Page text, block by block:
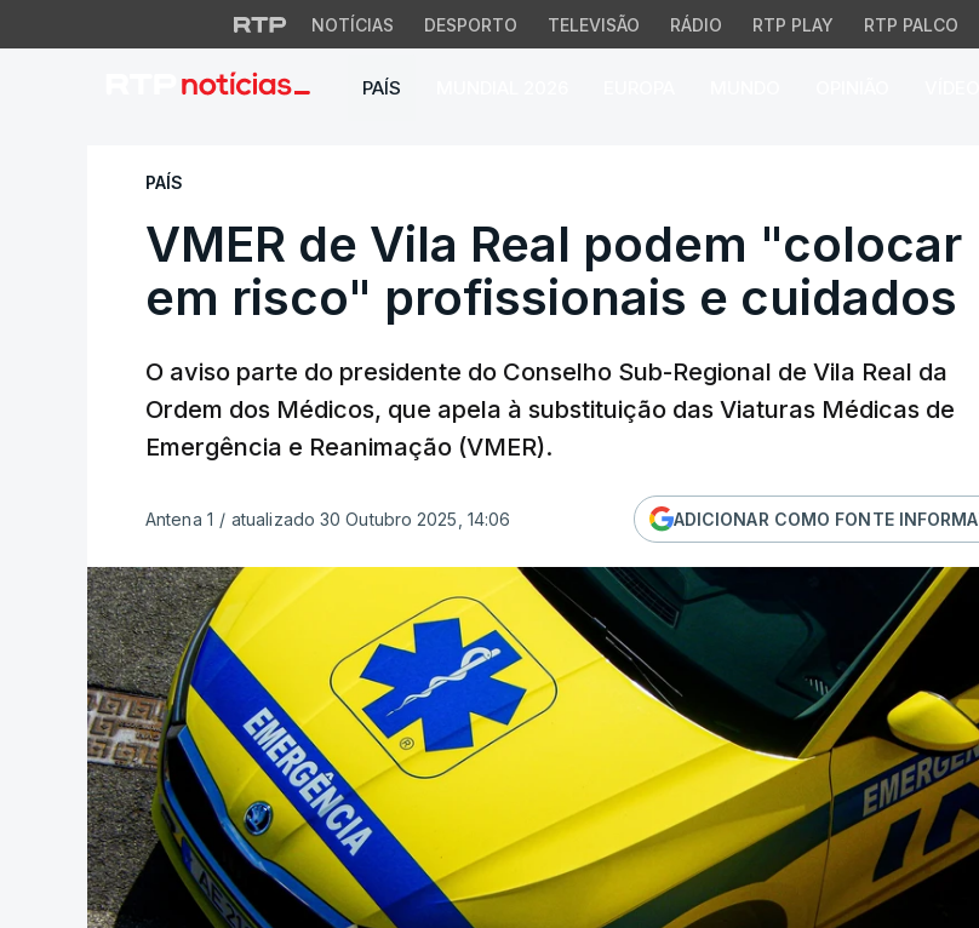
NOTÍCIAS DESPORTO TELEVISÃO RÁDIO RTP PLAY RTP PALCO
PAÍS
VMER de Vila Real podem "colocar
PAÍS
VMER de Vila Real podem "colocar
em risco" profissionais e cuidados
O aviso parte do presidente do Conselho Sub-Regional de Vila Real da
Ordem dos Médicos, que apela à substituição das Viaturas Médicas de
Emergência e Reanimação (VMER).
Antena 1 / atualizado 30 Outubro 2025, 14:06 ADICIONAR COMO FONTE